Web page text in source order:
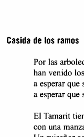
COPIAR EL TEXTO